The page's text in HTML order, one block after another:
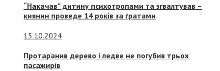
“Накачав” дитину психотропами та згвалтував –
киянин проведе 14 років за ґратами
15.10.2024
Протаранив дерево і ледве не погубив трьох
пасажирів